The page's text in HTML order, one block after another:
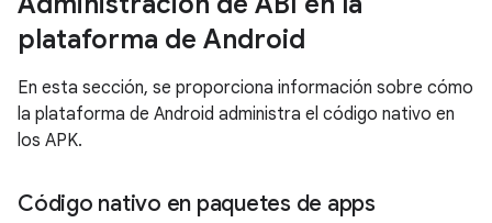
plataforma de Android
En esta sección, se proporciona información sobre cómo
la plataforma de Android administra el código nativo en
los APK.
Código nativo en paquetes de apps